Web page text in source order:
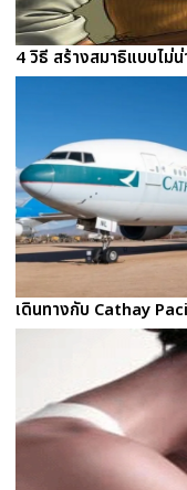
4 วิธี สร้างสมาธิแบบไม่น่
เดินทางกับ Cathay